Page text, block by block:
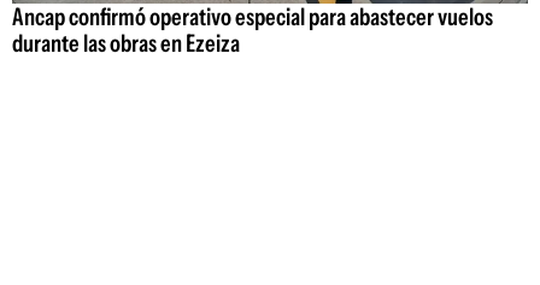
Ancap confirmó operativo especial para abastecer vuelos
durante las obras en Ezeiza